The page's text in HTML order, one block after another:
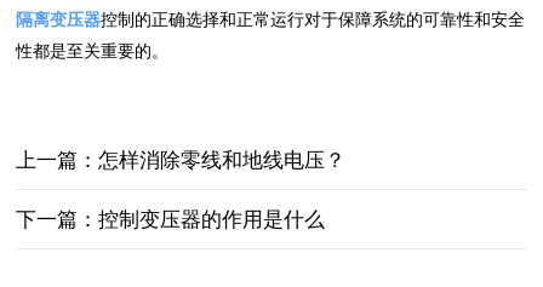
隔离变压器控制的正确选择和正常运行对于保障系统的可靠性和安全
性都是至关重要的。
上一篇：怎样消除零线和地线电压？
下一篇：控制变压器的作用是什么